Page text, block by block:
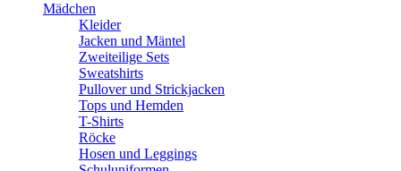
Mädchen
Kleider
Jacken und Mäntel
Zweiteilige Sets
Sweatshirts
Pullover und Strickjacken
Tops und Hemden
T-Shirts
Röcke
Hosen und Leggings